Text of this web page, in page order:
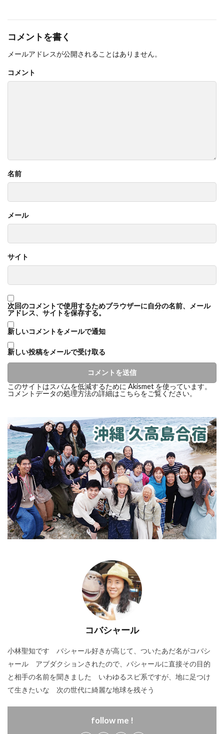
コメントを書く
メールアドレスが公開されることはありません。
コメント
名前
メール
サイト
次回のコメントで使用するためブラウザーに自分の名前、メール
アドレス、サイトを保存する。
新しいコメントをメールで通知
新しい投稿をメールで受け取る
このサイトはスパムを低減するために Akismet を使っています。
コメントデータの処理方法の詳細はこちらをご覧ください。
コバシャール
小林聖知です バシャール好きが高じて、ついたあだ名がコバシ
ャール アブダクションされたので、バシャールに直接その目的
と相手の名前を聞きました いわゆるスピ系ですが、地に足つけ
て生きたいな 次の世代に綺麗な地球を残そう
follow me !